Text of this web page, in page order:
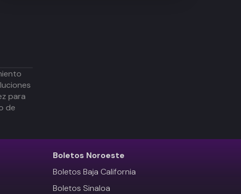
para
de
Boletos Noroeste
Boletos Baja California
Boletos Sinaloa